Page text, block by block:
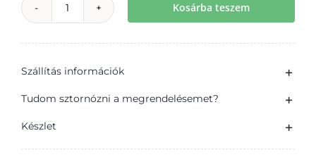
Borotvahab
Férfiak
Kosárba teszem
Szállítás információk
Tudom sztornózni a megrendelésemet?
Készlet